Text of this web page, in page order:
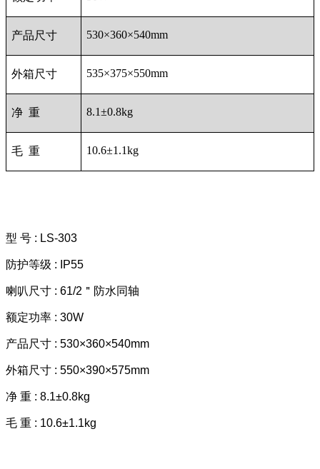
产品尺寸 530×360×540mm
外箱尺寸 535×375×550mm
净 重 8.1±0.8kg
毛 重 10.6±1.1kg
型 号 : LS-303
防护等级 : IP55
喇叭尺寸 : 61/2＂防水同轴
额定功率 : 30W
产品尺寸 : 530×360×540mm
外箱尺寸 : 550×390×575mm
净 重 : 8.1±0.8kg
毛 重 : 10.6±1.1kg